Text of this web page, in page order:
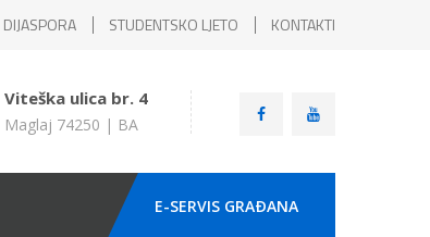
DIJASPORA STUDENTSKO LJETO KONTAKTI
Viteška ulica br. 4
Maglaj 74250 | BA
E-SERVIS GRAÐANA